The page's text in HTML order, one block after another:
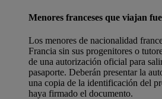
Menores franceses que viajan
Los menores de nacionalidad
Francia sin sus progenitores o
de una autorización oficial para
pasaporte. Deberán presentar la
una copia de la identificación del
haya firmado el documento.